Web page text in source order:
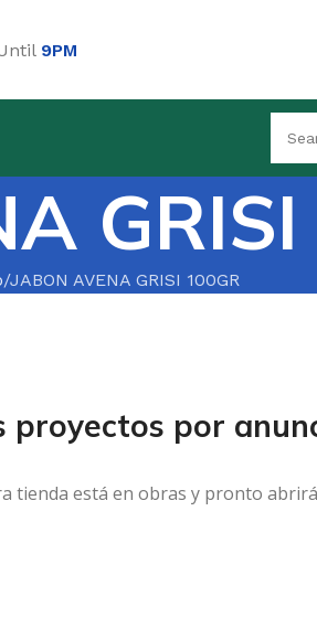
9PM
JABON AVENA GRISI 100GR
proyectos por
tienda está en obras y pronto